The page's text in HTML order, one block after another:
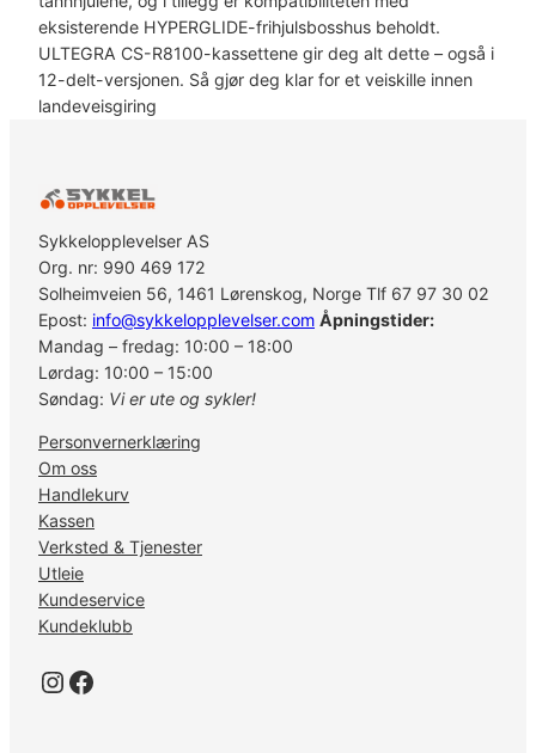
e
1
2
S
d
1
1
-
3
4
C
S
R
8
1
0
0
U
l
t
g
eksisterende HYPERGLIDE-frihjulsbosshus beholdt.
ULTEGRA CS-R8100-kassettene gir deg alt dette – også i
12-delt-versjonen. Så gjør deg klar for et veiskille innen
landeveisgiring
Sykkelopplevelser AS
Org. nr: 990 469 172
Solheimveien 56, 1461 Lørenskog, Norge Tlf 67 97 30 02
Epost: info@sykkelopplevelser.com Åpningstider:
Mandag – fredag: 10:00 – 18:00
Lørdag: 10:00 – 15:00
Søndag: Vi er ute og sykler!
Personvernerklæring
Om oss
Handlekurv
Kassen
Verksted & Tjenester
Utleie
Kundeservice
Kundeklubb
Instagram Facebook